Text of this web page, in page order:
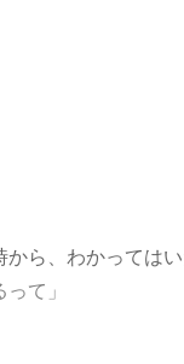
から、わかって
て」